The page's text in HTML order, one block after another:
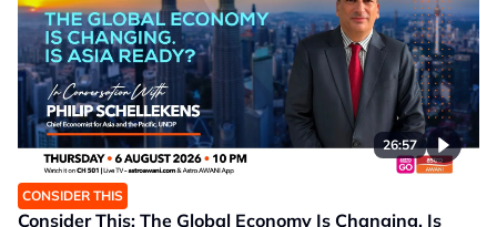
26:57
CONSIDER THIS
Consider This: The Global Economy Is Changing. Is